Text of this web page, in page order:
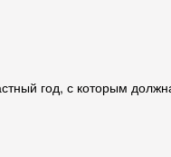
год, с которым